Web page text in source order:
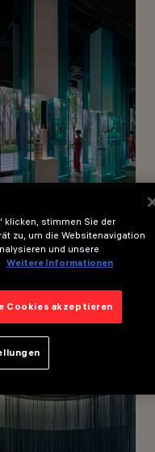
klicken, stimmen Sie der
zu, um die Websitenavigation
und unsere
Weitere Informationen
Cookies akzeptieren